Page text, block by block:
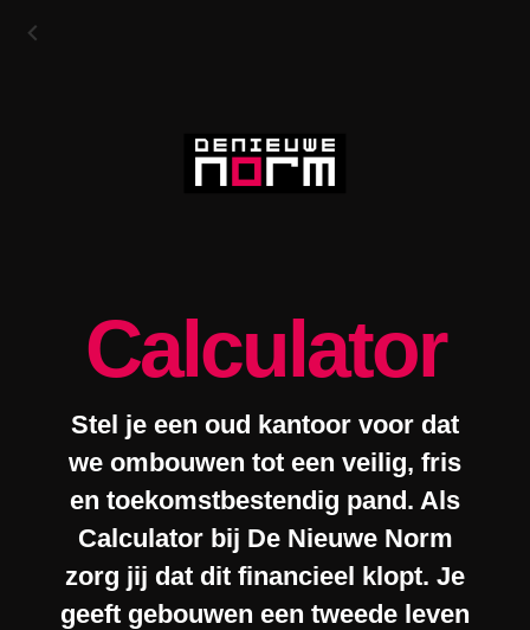
Calculator
Stel je een oud kantoor voor dat
we ombouwen tot een veilig, fris
en toekomstbestendig pand. Als
Calculator bij De Nieuwe Norm
zorg jij dat dit financieel klopt. Je
geeft gebouwen een tweede leven